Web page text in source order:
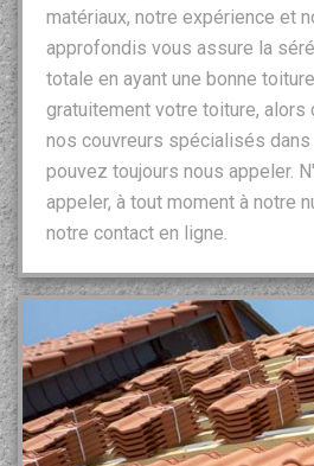
matériaux, notre expérience et
approfondis vous assure la
totale en ayant une bonne
gratuitement votre toiture, alors
nos couvreurs spécialisés
pouvez toujours nous appeler.
appeler, à tout moment à notre
notre contact en ligne.